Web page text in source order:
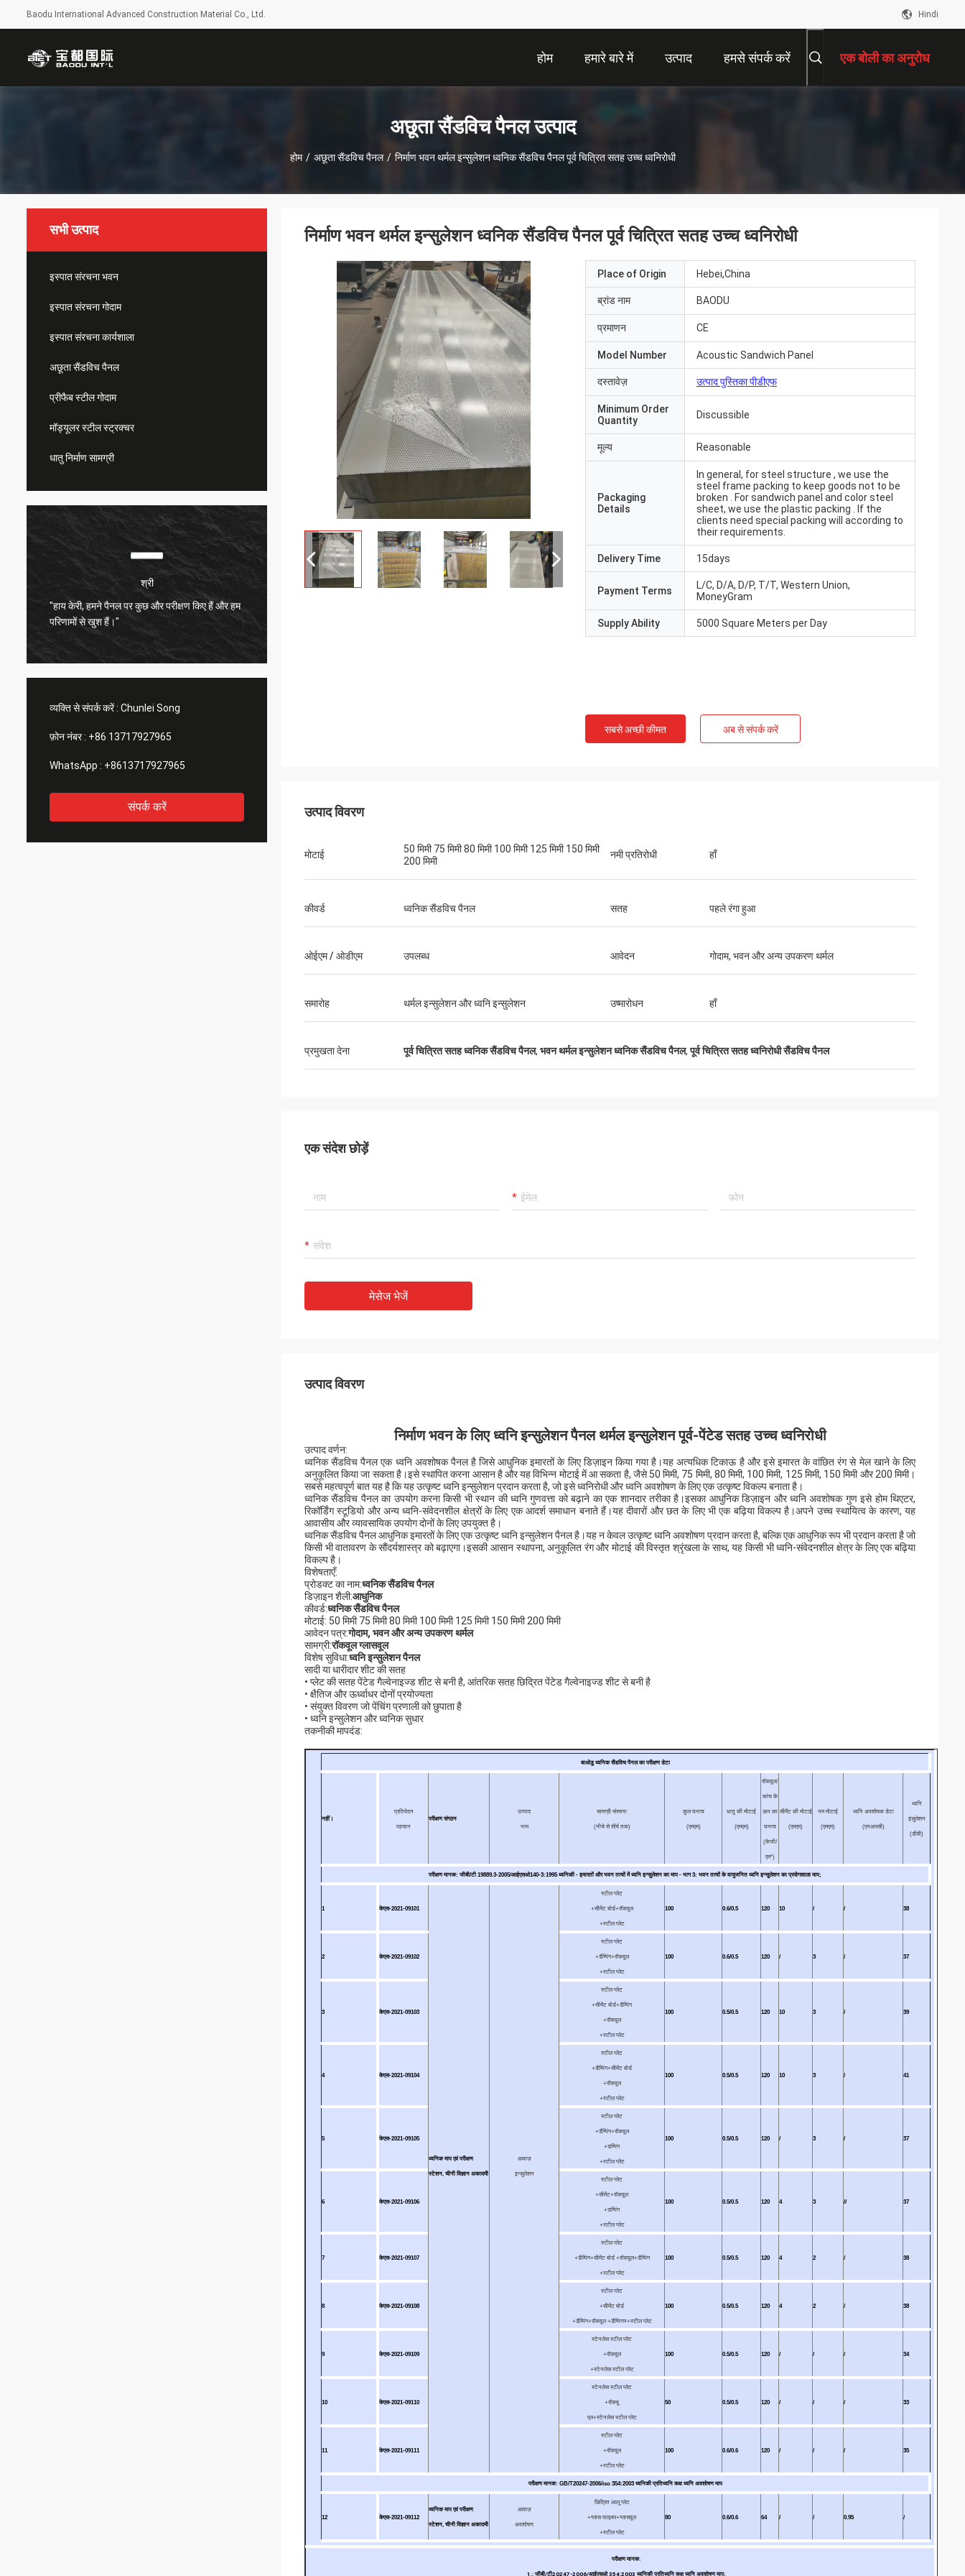
Baodu International Advanced Construction Material Co., Ltd. Hindi
होम हमारे बारे में उत्पाद हमसे संपर्क करें एक बोली का अनुरोध
अछूता सैंडविच पैनल उत्पाद
होम / अछूता सैंडविच पैनल / निर्माण भवन थर्मल इन्सुलेशन ध्वनिक सैंडविच पैनल पूर्व चित्रित सतह उच्च ध्वनिरोधी
सभी उत्पाद
इस्पात संरचना भवन
इस्पात संरचना गोदाम
इस्पात संरचना कार्यशाला
अछूता सैंडविच पैनल
प्रीफैब स्टील गोदाम
मॉड्यूलर स्टील स्ट्रक्चर
धातु निर्माण सामग्री
श्री
"हाय केरी, हमने पैनल पर कुछ और परीक्षण किए हैं और हम
परिणामों से खुश हैं।"
श्रीमती
श्री
"हमें यह 8 दिन पहले प्राप्त हुआ और सब कुछ बहुत अच्छा
रहा, धन्यवाद, हम इसे पाकर खुश हैंउत्पाद पहले से ही
संयंत्र में है। हम आपसे जो कुछ भी संवाद करते हैं"
व्यक्ति से संपर्क करें : Chunlei Song
फ़ोन नंबर : +86 13717927965
WhatsApp : +8613717927965
संपर्क करें
निर्माण भवन थर्मल इन्सुलेशन ध्वनिक सैंडविच पैनल पूर्व चित्रित सतह उच्च ध्वनिरोधी
Place of Origin Hebei,China
ब्रांड नाम BAODU
प्रमाणन CE
Model Number Acoustic Sandwich Panel
दस्तावेज़ उत्पाद पुस्तिका पीडीएफ
Minimum Order
Quantity
Discussible
मूल्य Reasonable
Packaging
Details
In general, for steel structure , we use the
steel frame packing to keep goods not to be
broken . For sandwich panel and color steel
sheet, we use the plastic packing . If the
clients need special packing will according to
their requirements.
Delivery Time 15days
Payment Terms
L/C, D/A, D/P, T/T, Western Union,
MoneyGram
Supply Ability 5000 Square Meters per Day
सबसे अच्छी कीमत अब से संपर्क करें
उत्पाद विवरण
मोटाई
50 मिमी 75 मिमी 80 मिमी 100 मिमी 125 मिमी 150 मिमी
200 मिमी
नमी प्रतिरोधी हाँ
कीवर्ड ध्वनिक सैंडविच पैनल सतह पहले रंगा हुआ
ओईएम / ओडीएम उपलब्ध आवेदन गोदाम, भवन और अन्य उपकरण थर्मल
समारोह थर्मल इन्सुलेशन और ध्वनि इन्सुलेशन उष्मारोधन हाँ
प्रमुखता देना पूर्व चित्रित सतह ध्वनिक सैंडविच पैनल, भवन थर्मल इन्सुलेशन ध्वनिक सैंडविच पैनल,पूर्व चित्रित सतह ध्वनिरोधी सैंडविच पैनल
एक संदेश छोड़ें
मेसेज भेजें
उत्पाद विवरण
निर्माण भवन के लिए ध्वनि इन्सुलेशन पैनल थर्मल इन्सुलेशन पूर्व-पेंटेड सतह उच्च ध्वनिरोधी
उत्पाद वर्णन:
ध्वनिक सैंडविच पैनल एक ध्वनि अवशोषक पैनल है जिसे आधुनिक इमारतों के लिए डिज़ाइन किया गया है।यह अत्यधिक टिकाऊ है और इसे इमारत के वांछित रंग से मेल खाने के लिए
अनुकूलित किया जा सकता है।इसे स्थापित करना आसान है और यह विभिन्न मोटाई में आ सकता है, जैसे 50 मिमी, 75 मिमी, 80 मिमी, 100 मिमी, 125 मिमी, 150 मिमी और 200 मिमी।
सबसे महत्वपूर्ण बात यह है कि यह उत्कृष्ट ध्वनि इन्सुलेशन प्रदान करता है, जो इसे ध्वनिरोधी और ध्वनि अवशोषण के लिए एक उत्कृष्ट विकल्प बनाता है।
ध्वनिक सैंडविच पैनल का उपयोग करना किसी भी स्थान की ध्वनि गुणवत्ता को बढ़ाने का एक शानदार तरीका है।इसका आधुनिक डिज़ाइन और ध्वनि अवशोषक गुण इसे होम थिएटर,
रिकॉर्डिंग स्टूडियो और अन्य ध्वनि-संवेदनशील क्षेत्रों के लिए एक आदर्श समाधान बनाते हैं।यह दीवारों और छत के लिए भी एक बढ़िया विकल्प है।अपने उच्च स्थायित्व के कारण, यह
आवासीय और व्यावसायिक उपयोग दोनों के लिए उपयुक्त है।
ध्वनिक सैंडविच पैनल आधुनिक इमारतों के लिए एक उत्कृष्ट ध्वनि इन्सुलेशन पैनल है।यह न केवल उत्कृष्ट ध्वनि अवशोषण प्रदान करता है, बल्कि एक आधुनिक रूप भी प्रदान करता है जो
किसी भी वातावरण के सौंदर्यशास्त्र को बढ़ाएगा।इसकी आसान स्थापना, अनुकूलित रंग और मोटाई की विस्तृत श्रृंखला के साथ, यह किसी भी ध्वनि-संवेदनशील क्षेत्र के लिए एक बढ़िया
विकल्प है।
विशेषताएँ:
प्रोडक्ट का नाम:ध्वनिक सैंडविच पैनल
डिज़ाइन शैली:आधुनिक
कीवर्ड:ध्वनिक सैंडविच पैनल
मोटाई: 50 मिमी 75 मिमी 80 मिमी 100 मिमी 125 मिमी 150 मिमी 200 मिमी
आवेदन पत्र:गोदाम, भवन और अन्य उपकरण थर्मल
सामग्री:रॉकवूल ग्लासवूल
विशेष सुविधा:ध्वनि इन्सुलेशन पैनल
सादी या धारीदार शीट की सतह
• प्लेट की सतह पेंटेड गैल्वेनाइज्ड शीट से बनी है, आंतरिक सतह छिद्रित पेंटेड गैल्वेनाइज्ड शीट से बनी है
• क्षैतिज और ऊर्ध्वाधर दोनों प्रयोज्यता
• संयुक्त विवरण जो पेंचिंग प्रणाली को छुपाता है
• ध्वनि इन्सुलेशन और ध्वनिक सुधार
तकनीकी मापदंड:
बाओडू ध्वनिक सैंडविच पैनल का परीक्षण डेटा
नहीं।
प्रतिवेदन
पहचान
परीक्षण संगठन
उत्पाद
नाम
सामग्री संरचना
(नीचे से शीर्ष तक)
कुल घनत्व
(एमएम)
धातु की मोटाई
(एमएम)
रॉकवूल/
कांच के
ऊन का
घनत्व
(केजी/
एम³)
सीमेंट की मोटाई
(एमएम)
नम मोटाई
(एमएम)
ध्वनि अवशोषक डेटा
(एनआरसी)
ध्वनि
इंसुलेशन
(डीबी)
परीक्षण मानक: जीबी/टी 19889.3-2005/आईएसओ140-3:1995 ध्वनिकी - इमारतों और भवन तत्वों में ध्वनि इन्सुलेशन का माप - भाग 3: भवन तत्वों के वायुजनित ध्वनि इन्सुलेशन का प्रयोगशाला माप;
1 केएस-2021-09101
ध्वनिक माप एवं परीक्षण
स्टेशन, चीनी विज्ञान अकादमी
आवाज़
इन्सुलेशन
स्टील प्लेट
+सीमेंट बोर्ड+रॉकवूल
+स्टील प्लेट
100 0.6/0.5 120 10 / / 38
2 केएस-2021-09102
स्टील प्लेट
+डैम्पिंग+रॉकवूल
+स्टील प्लेट
100 0.6/0.5 120 / 3 / 37
3 केएस-2021-09103
स्टील प्लेट
+सीमेंट बोर्ड+डैम्पिंग
+रॉकवूल
+स्टील प्लेट
100 0.5/0.5 120 10 3 / 39
4 केएस-2021-09104
स्टील प्लेट
+डैम्पिंग+सीमेंट बोर्ड
+रॉकवूल
+स्टील प्लेट
100 0.5/0.5 120 10 3 / 41
5 केएस-2021-09105
स्टील प्लेट
+डैम्पिंग+रॉकवूल
+डम्पिंग
+स्टील प्लेट
100 0.5/0.5 120 / 3 / 37
6 केएस-2021-09106
स्टील प्लेट
+सीमेंट+रॉकवूल
+डम्पिंग
+स्टील प्लेट
100 0.5/0.5 120 4 3 // 37
7 केएस-2021-09107
स्टील प्लेट
+डैम्पिंग+सीमेंट बोर्ड +रॉकवूल+डैम्पिंग
+स्टील प्लेट
100 0.5/0.5 120 4 2 / 38
8 केएस-2021-09108
स्टील प्लेट
+सीमेंट बोर्ड
+डैम्पिंग+रॉकवूल +डैम्पिगन+स्टील प्लेट
100 0.5/0.5 120 4 2 / 38
9 केएस-2021-09109
स्टेनलेस स्टील प्लेट
+रॉकवूल
+स्टेनलेस स्टील प्लेट
100 0.5/0.5 120 / / / 34
10 केएस-2021-09110
स्टेनलेस स्टील प्लेट
+रॉकवू
एल+स्टेनलेस स्टील प्लेट
50 0.5/0.5 120 / / / 33
11 केएस-2021-09111
स्टील प्लेट
+रॉकवूल
+स्टील प्लेट
100 0.6/0.6 120 / / / 35
परीक्षण मानक: GB/T20247-2006/iso 354:2003 ध्वनिकी प्रतिध्वनि कक्ष ध्वनि अवशोषण माप
12 केएस-2021-09112
ध्वनिक माप एवं परीक्षण
स्टेशन, चीनी विज्ञान अकादमी
आवाज़
अवशोषण
छिद्रित आलू प्लेट
+ग्लास फाइबर+ग्लासवूल
+स्टील प्लेट
80 0.6/0.6 64 / / 0.95 /
परीक्षण मानक:
1.: जीबी/टी20247-2006/आईएसओ 354:2003 ध्वनिकी प्रतिध्वनि कक्ष ध्वनि अवशोषण माप;